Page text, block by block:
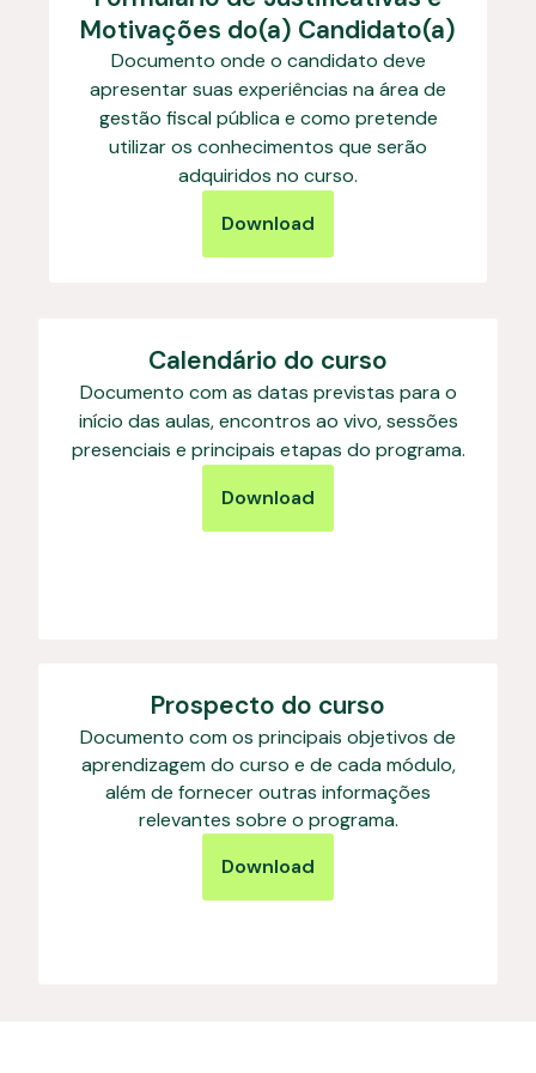
Motivações do(a) Candidato(a)
Documento onde o candidato deve
apresentar suas experiências na área de
gestão fiscal pública e como pretende
utilizar os conhecimentos que serão
adquiridos no curso.
Download
Calendário do curso
Documento com as datas previstas para o
início das aulas, encontros ao vivo, sessões
presenciais e principais etapas do programa.
Download
Prospecto do curso
Documento com os principais objetivos de
aprendizagem do curso e de cada módulo,
além de fornecer outras informações
relevantes sobre o programa.
Download